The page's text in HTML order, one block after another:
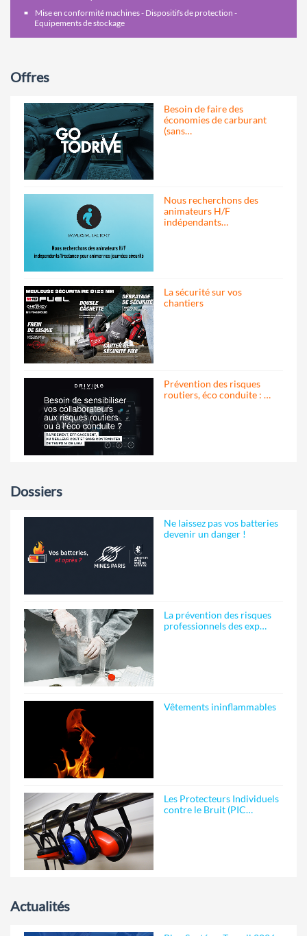
Mise en conformité machines - Dispositifs de protection -
Equipements de stockage
Offres
Besoin de faire des
économies de carburant
(sans…
Nous recherchons des
animateurs H/F
indépendants…
La sécurité sur vos
chantiers
Prévention des risques
routiers, éco conduite : …
Dossiers
Ne laissez pas vos batteries
devenir un danger !
La prévention des risques
professionnels des exp…
Vêtements ininflammables
Les Protecteurs Individuels
contre le Bruit (PIC…
Actualités